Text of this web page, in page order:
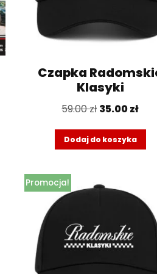
Czapka
Klasyki
59.00zł 35.00zł
Dodaj do koszyka
Promocja!